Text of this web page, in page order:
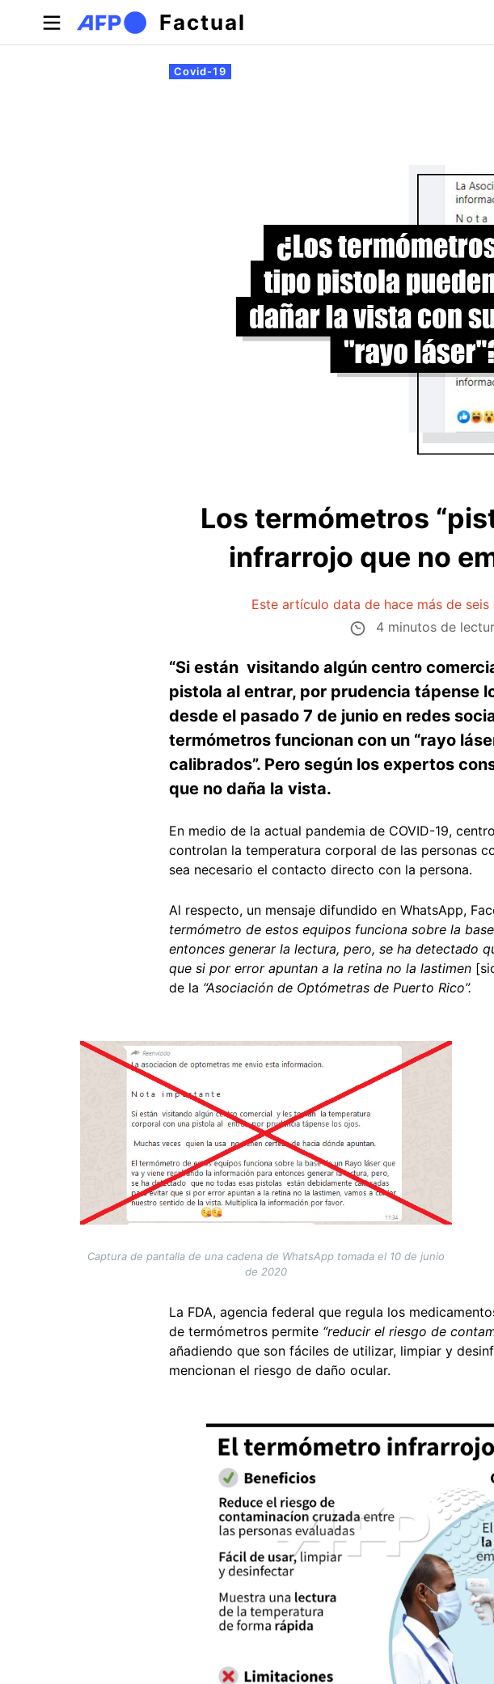
Pasar al contenido principal
Factual
Solapas principales
Covid-19
Los termómetros
infrarrojo que no
Este artículo data de hace más de seis
4 minutos de
“Si están visitando algún centro
pistola al entrar, por prudencia tápense
desde el pasado 7 de junio en redes
termómetros funcionan con un “rayo
calibrados”. Pero según los expertos
que no daña la vista.
En medio de la actual pandemia de COVID-19,
controlan la temperatura corporal de las personas
sea necesario el contacto directo con la persona.
Al respecto, un mensaje difundido en WhatsApp,
termómetro de estos equipos funciona sobre la
entonces generar la lectura, pero, se ha detectado
que si por error apuntan a la retina no la lastimen
de la “Asociación de Optómetras de Puerto Rico”.
Image
Captura de pantalla de una cadena de WhatsApp tomada el 10 de junio
de 2020
La FDA, agencia federal que regula los
de termómetros permite “reducir el riesgo de
añadiendo que son fáciles de utilizar, limpiar y
mencionan el riesgo de daño ocular.
Image